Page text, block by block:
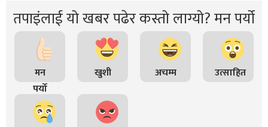
तपाइंलाई यो खबर पढेर कस्तो लाग्यो? मन पर्यो
मन
पर्यो
खुशी अचम्म उत्साहित